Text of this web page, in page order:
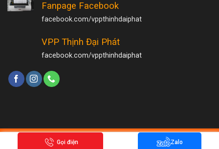
Fanpage Facebook
facebook.com/vppthinhdaiphat
VPP Thịnh Đại Phát
facebook.com/vppthinhdaiphat
Copyright 2026 © Hamrongmedia.com
Gọi điện Zalo